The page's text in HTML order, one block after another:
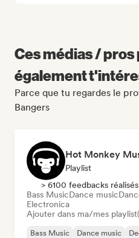
Ces médias /
également
Parce que tu regardes le
Bangers
Hot Monkey
Playlist
> 6100 feedbacks réalisés
Bass MusicDance music
Electronica
Ajouter dans ma/mes
Bass Music Dance music